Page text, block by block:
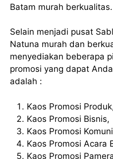
Batam murah berkualitas.
Selain menjadi pusat
Natuna murah dan
menyediakan beberapa
promosi yang dapat
adalah :
Kaos Promosi
Kaos Promosi Bisnis,
Kaos Promosi
Kaos Promosi Acara
Kaos Promosi